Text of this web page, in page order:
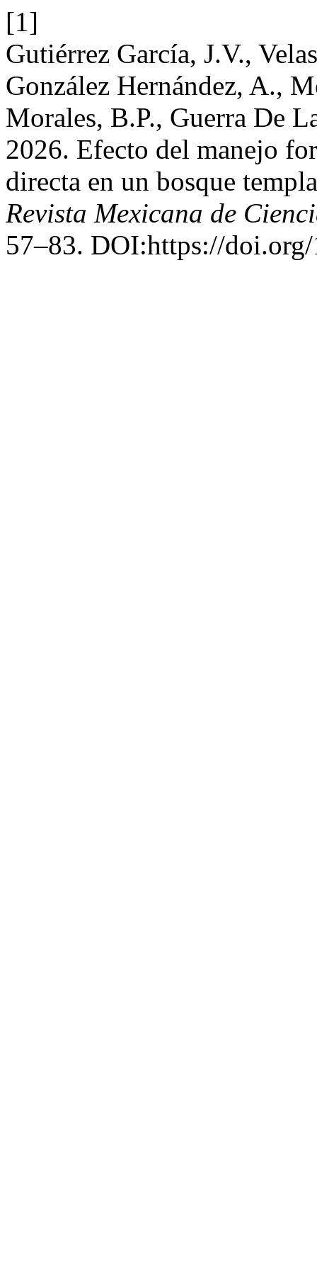
[1]
Gutiérrez García, J.V.,
González Hernández, A.,
Morales, B.P., Guerra De
2026. Efecto del manejo
directa en un bosque
Revista Mexicana de
57–83. DOI:https://